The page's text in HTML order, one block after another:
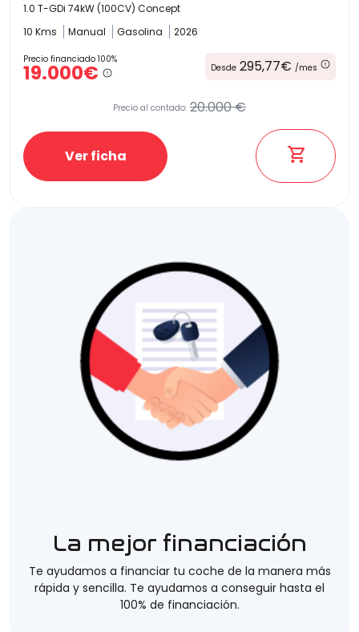
1.0 T-GDi 74kW (100CV) Concept
10 Kms
Manual Gasolina 2026
Precio financiado 100%
19.000€ Desde 295,77€ /mes
Precio al contado: 20.000 €
Ver ficha
La mejor financiación
Te ayudamos a financiar tu coche de la manera más
rápida y sencilla. Te ayudamos a conseguir hasta el
100% de financiación.